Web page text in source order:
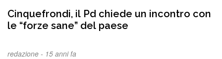
Cinquefrondi, il Pd chiede un incontro con
le “forze sane” del paese
redazione - 15 anni fa